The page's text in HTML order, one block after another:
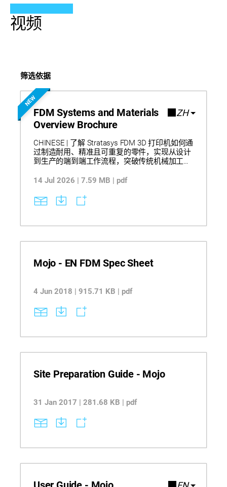
视频
筛选依据
NEW
FDM Systems and Materials
Overview Brochure
ZH
CHINESE | 了解 Stratasys FDM 3D 打印机如何通
过制造耐用、精准且可重复的零件，实现从设计
到生产的端到端工作流程，突破传统机械加工限
到工业级系统，支持从概念建模到最终生产的广
工程级和高性能聚合物，可提供优异的强度、耐
久性和尺寸稳定性。GrabCAD Print 和 Insight 等
力，而详尽的设备规格、材料性能数据及选材指
字化制造。
14 Jul 2026 | 7.59 MB | pdf
Mojo - EN FDM Spec Sheet
4 Jun 2018 | 915.71 KB | pdf
Site Preparation Guide - Mojo
31 Jan 2017 | 281.68 KB | pdf